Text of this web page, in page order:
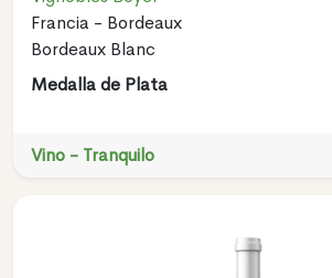
Francia - Bordeaux
Bordeaux Blanc
Medalla de Plata
Vino - Tranquilo